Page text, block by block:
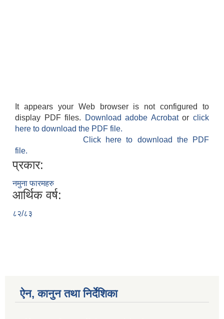
It appears your Web browser is not configured to
display PDF files.
Download adobe Acrobatorclick
here to download the PDF file.
Click here to download the PDF
file.
प्रकार:
नमुना फारमहरु
आर्थिक वर्ष:
८२/८३
ऐन, कानुन तथा निर्देशिका